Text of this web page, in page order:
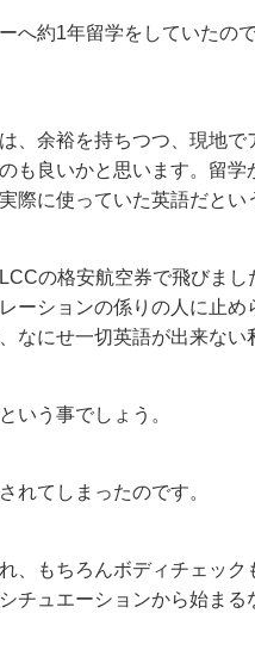
へ約1年留学をしていたの
、余裕を持ちつつ、現地で
も良いかと思います。留
際に使っていた英語だとい
の格安航空券で飛びまし
ーションの係りの人に止め
なにせ一切英語が出来ない
いう事でしょう。
れてしまったのです。
、もちろんボディチェック
チュエーションから始ま